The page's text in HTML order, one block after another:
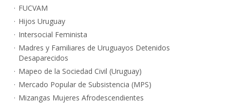
FUCVAM
Hijos Uruguay
Intersocial Feminista
Madres y Familiares de Uruguayos Detenidos
Desaparecidos
Mapeo de la Sociedad Civil (Uruguay)
Mercado Popular de Subsistencia (MPS)
Mizangas Mujeres Afrodescendientes